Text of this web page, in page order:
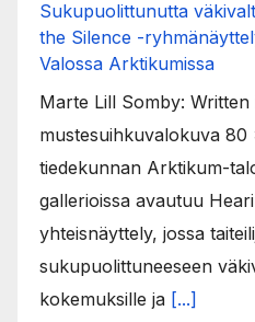
Sukupuolittunutta
the Silence -
Valossa Arktikumissa
Marte Lill Somby:
mustesuihkuvalokuva 80
tiedekunnan Arktikum-
gallerioissa avautuu
yhteisnäyttely, jossa
sukupuolittuneeseen
kokemuksille ja [...]